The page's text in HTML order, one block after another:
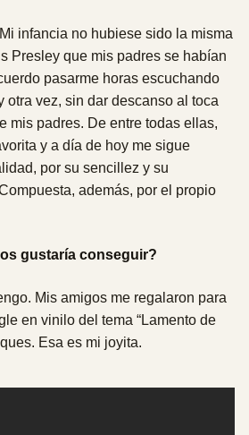
Mi infancia no hubiese sido la misma
Presley que mis padres se habían
pasarme horas escuchando
otra vez, sin dar descanso al toca
mis padres. De entre todas ellas,
y a día de hoy me sigue
por su sencillez y su
además, por el propio
gustaría conseguir?
Mis amigos me regalaron para
en vinilo del tema “Lamento de
Esa es mi joyita.